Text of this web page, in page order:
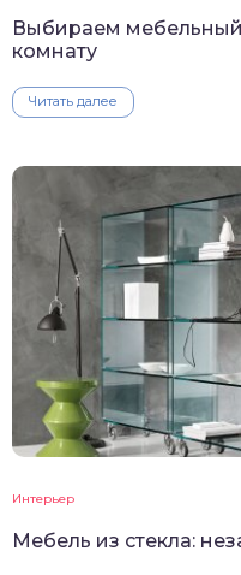
Выбираем мебельный
комнату
Читать далее
Интерьер
Мебель из стекла: